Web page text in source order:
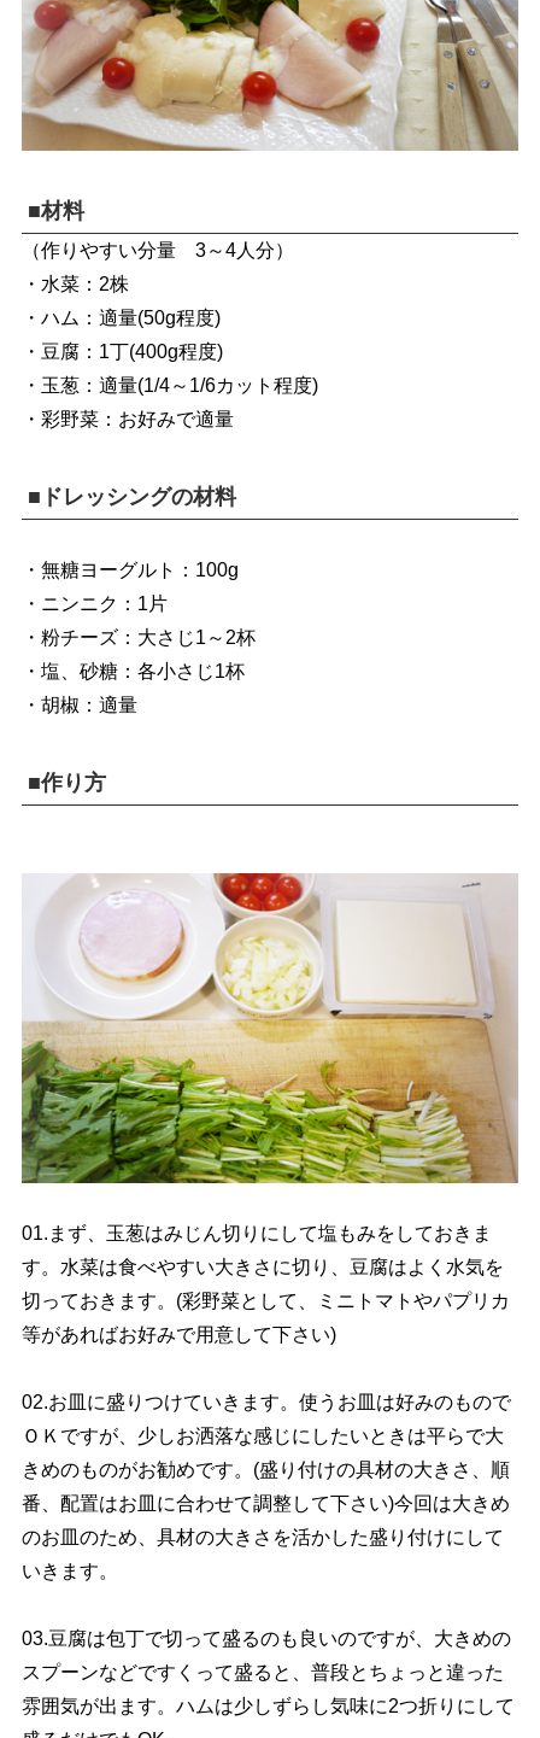
■材料
（作りやすい分量 3～4人分）
・水菜：2株
・ハム：適量(50g程度)
・豆腐：1丁(400g程度)
・玉葱：適量(1/4～1/6カット程度)
・彩野菜：お好みで適量
■ドレッシングの材料
・無糖ヨーグルト：100g
・ニンニク：1片
・粉チーズ：大さじ1～2杯
・塩、砂糖：各小さじ1杯
・胡椒：適量
■作り方
01.まず、玉葱はみじん切りにして塩もみをしておきま
す。水菜は食べやすい大きさに切り、豆腐はよく水気を
切っておきます。(彩野菜として、ミニトマトやパプリカ
等があればお好みで用意して下さい)
02.お皿に盛りつけていきます。使うお皿は好みのもので
ＯＫですが、少しお洒落な感じにしたいときは平らで大
きめのものがお勧めです。(盛り付けの具材の大きさ、順
番、配置はお皿に合わせて調整して下さい)今回は大きめ
のお皿のため、具材の大きさを活かした盛り付けにして
いきます。
03.豆腐は包丁で切って盛るのも良いのですが、大きめの
スプーンなどですくって盛ると、普段とちょっと違った
雰囲気が出ます。ハムは少しずらし気味に2つ折りにして